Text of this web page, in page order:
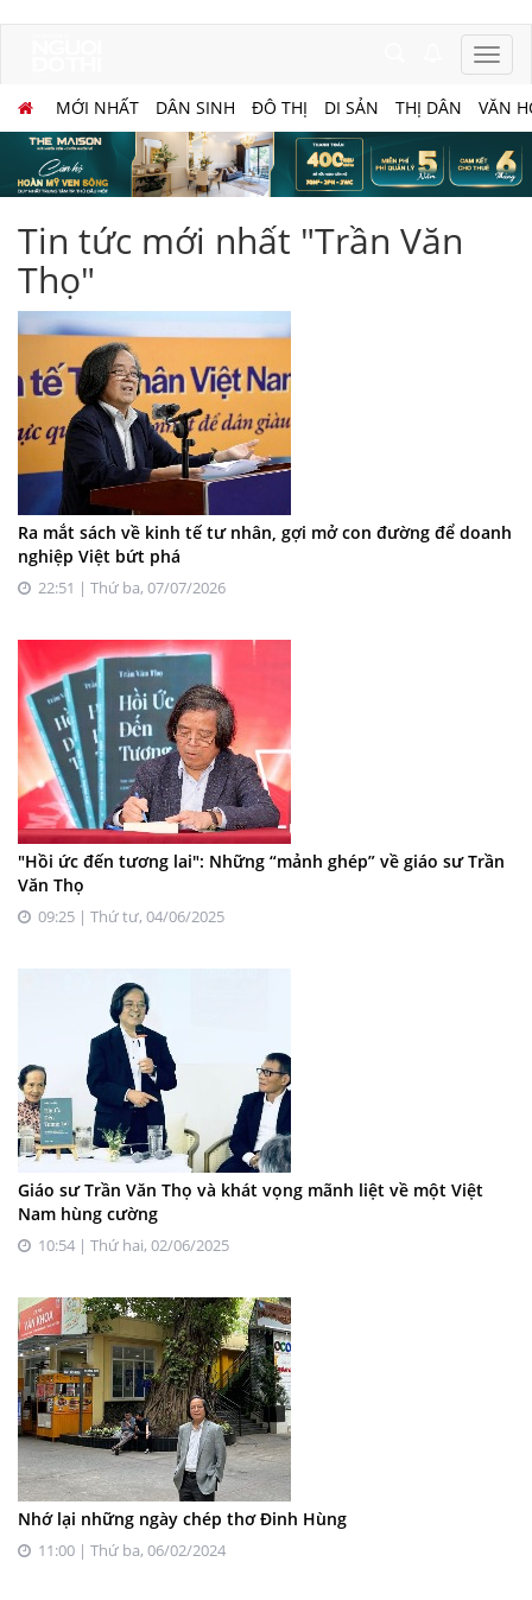
MỚI NHẤT DÂN SINH ĐÔ THỊ DI SẢN THỊ DÂN VĂN
Tin tức mới nhất "Trần Văn
Thọ"
Ra mắt sách về kinh tế tư nhân, gợi mở con đường để doanh
nghiệp Việt bứt phá
22:51 | Thứ ba, 07/07/2026
"Hồi ức đến tương lai": Những “mảnh ghép” về giáo sư Trần
Văn Thọ
09:25 | Thứ tư, 04/06/2025
Giáo sư Trần Văn Thọ và khát vọng mãnh liệt về một Việt
Nam hùng cường
10:54 | Thứ hai, 02/06/2025
Nhớ lại những ngày chép thơ Đinh Hùng
11:00 | Thứ ba, 06/02/2024